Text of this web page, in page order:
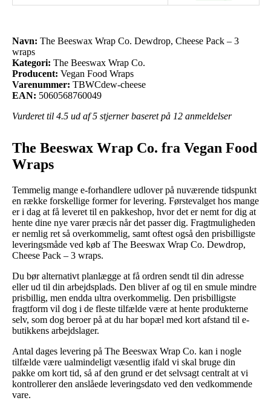
Navn: The Beeswax Wrap Co. Dewdrop, Cheese Pack – 3
wraps
Kategori: The Beeswax Wrap Co.
Producent: Vegan Food Wraps
Varenummer: TBWCdew-cheese
EAN: 5060568760049
Vurderet til 4.5 ud af 5 stjerner baseret på 12 anmeldelser
The Beeswax Wrap Co. fra Vegan Food
Wraps
Temmelig mange e-forhandlere udlover på nuværende tidspunkt
en række forskellige former for levering. Førstevalget hos mange
er i dag at få leveret til en pakkeshop, hvor det er nemt for dig at
hente dine nye varer præcis når det passer dig. Fragtmuligheden
er nemlig ret så overkommelig, samt oftest også den prisbilligste
leveringsmåde ved køb af The Beeswax Wrap Co. Dewdrop,
Cheese Pack – 3 wraps.
Du bør alternativt planlægge at få ordren sendt til din adresse
eller ud til din arbejdsplads. Den bliver af og til en smule mindre
prisbillig, men endda ultra overkommelig. Den prisbilligste
fragtform vil dog i de fleste tilfælde være at hente produkterne
selv, som dog beroer på at du har bopæl med kort afstand til e-
butikkens arbejdslager.
Antal dages levering på The Beeswax Wrap Co. kan i nogle
tilfælde være ualmindeligt væsentlig ifald vi skal bruge din
pakke om kort tid, så af den grund er det selvsagt centralt at vi
kontrollerer den anslåede leveringsdato ved den vedkommende
vare.